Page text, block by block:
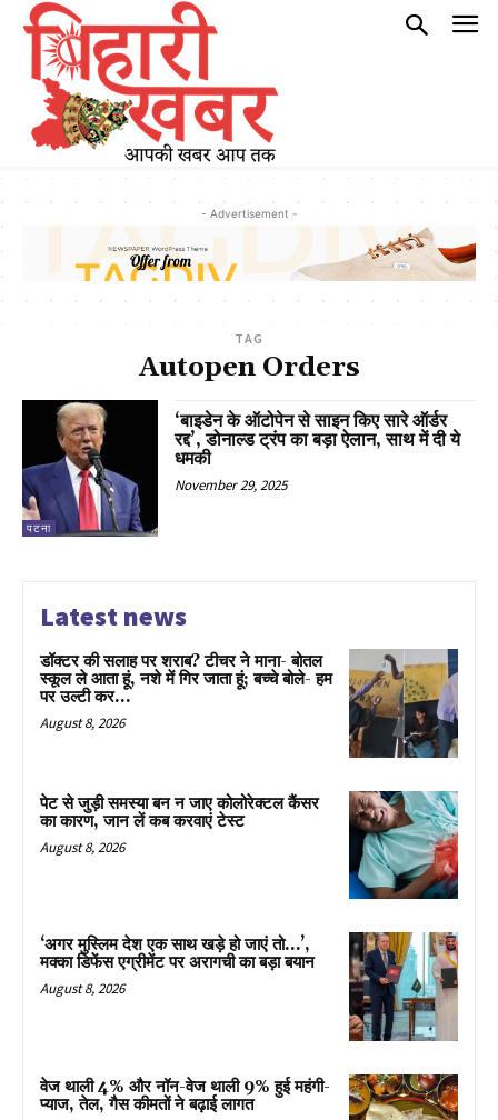
- Advertisement -
TAG
Autopen Orders
पटना
‘बाइडेन के ऑटोपेन से साइन किए सारे ऑर्डर
रद्द’, डोनाल्ड ट्रंप का बड़ा ऐलान, साथ में दी ये
धमकी
November 29, 2025
Latest news
डॉक्टर की सलाह पर शराब? टीचर ने माना- बोतल
स्कूल ले आता हूं, नशे में गिर जाता हूं; बच्चे बोले- हम
पर उल्टी कर...
August 8, 2026
पेट से जुड़ी समस्या बन न जाए कोलोरेक्टल कैंसर
का कारण, जान लें कब करवाएं टेस्ट
August 8, 2026
‘अगर मुस्लिम देश एक साथ खड़े हो जाएं तो…’,
मक्का डिफेंस एग्रीमेंट पर अरागची का बड़ा बयान
August 8, 2026
वेज थाली 4% और नॉन-वेज थाली 9% हुई महंगी-
प्याज, तेल, गैस कीमतों ने बढ़ाई लागत